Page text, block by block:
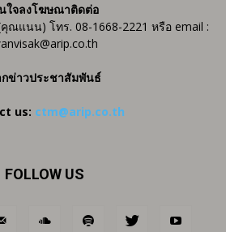
ใจลงโฆษณาติดต่อ
แนน) โทร. 08-1668-2221 หรือ email :
กข่าวประชาสัมพันธ์
us: ctm@arip.co.th
FOLLOW US